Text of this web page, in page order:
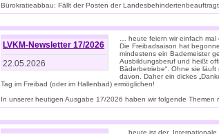
Bürokratieabbau: Fällt der Posten der
LVKM-Newsletter 17/2026
22.05.2026
… heute feiern wir einfach mal
Die Freibadsaison hat
mindestens ein Bademeister
Ausbildungsberuf und heißt
Bäderbetriebe“. Ohne sie
davon. Daher ein dickes
Tag im Freibad (oder im Hallenbad) ermöglichen!
In unserer heutigen Ausgabe 17/2026 haben wir folgende Themen
… heute ist der